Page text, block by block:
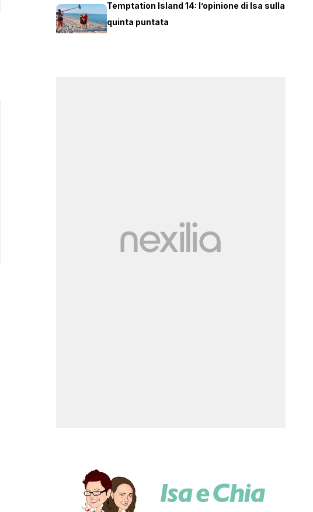
Temptation Island 14: l’opinione di Isa sulla
quinta puntata